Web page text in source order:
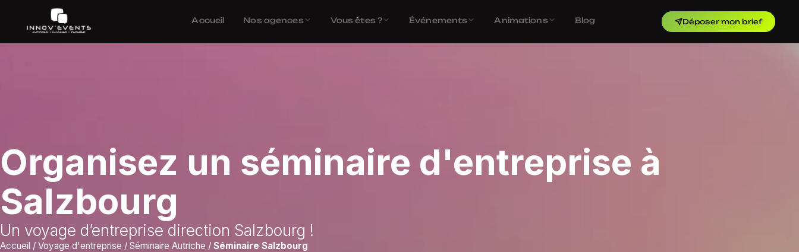
Accueil Nos agences Vous êtes ? Événements Animations Blog Déposer mon brief
Organisez un séminaire d'entreprise à
Salzbourg
Un voyage d’entreprise direction Salzbourg !
Accueil / Voyage d'entreprise / Séminaire Autriche / Séminaire Salzbourg